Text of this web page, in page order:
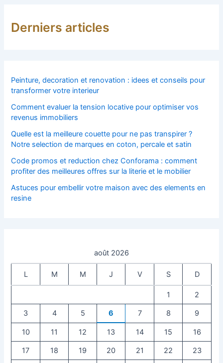
Derniers articles
Peinture, decoration et renovation : idees et conseils pour
transformer votre interieur
Comment evaluer la tension locative pour optimiser vos
revenus immobiliers
Quelle est la meilleure couette pour ne pas transpirer ?
Notre selection de marques en coton, percale et satin
Code promos et reduction chez Conforama : comment
profiter des meilleures offres sur la literie et le mobilier
Astuces pour embellir votre maison avec des elements en
resine
août 2026
L M M J V S D
1 2
3 4 5 6 7 8 9
10 11 12 13 14 15 16
17 18 19 20 21 22 23